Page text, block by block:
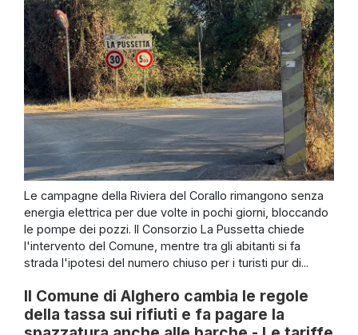
Le campagne della Riviera del Corallo rimangono senza
energia elettrica per due volte in pochi giorni, bloccando
le pompe dei pozzi. Il Consorzio La Pussetta chiede
l'intervento del Comune, mentre tra gli abitanti si fa
strada l'ipotesi del numero chiuso per i turisti pur di...
Il Comune di Alghero cambia le regole
della tassa sui rifiuti e fa pagare la